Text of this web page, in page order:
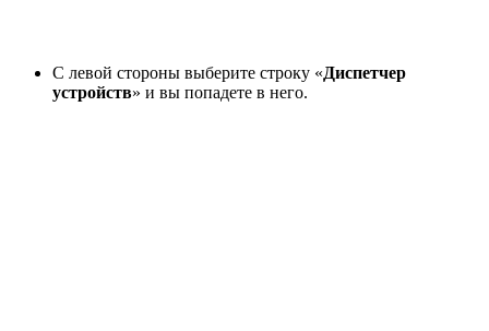
С левой стороны выберите строку «Диспетчер
устройств» и вы попадете в него.